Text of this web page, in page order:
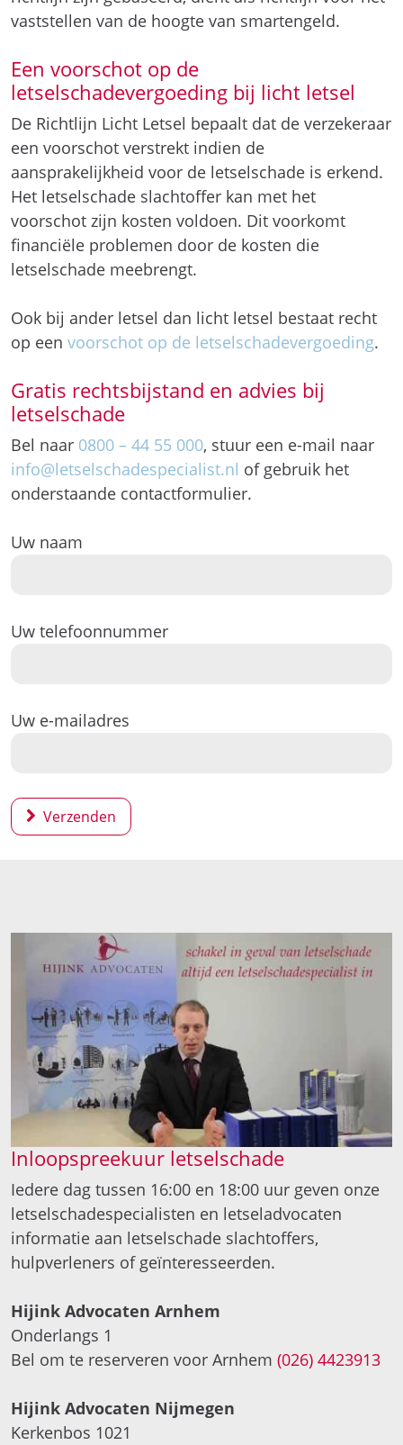
vaststellen van de hoogte van smartengeld.
Een voorschot op de
letselschadevergoeding bij licht letsel
De Richtlijn Licht Letsel bepaalt dat de verzekeraar
een voorschot verstrekt indien de
aansprakelijkheid voor de letselschade is erkend.
Het letselschade slachtoffer kan met het
voorschot zijn kosten voldoen. Dit voorkomt
financiële problemen door de kosten die
letselschade meebrengt.
Ook bij ander letsel dan licht letsel bestaat recht
op een voorschot op de letselschadevergoeding.
Gratis rechtsbijstand en advies bij
letselschade
Bel naar 0800 – 44 55 000, stuur een e-mail naar
info@letselschadespecialist.nl of gebruik het
onderstaande contactformulier.
Uw naam
Uw telefoonnummer
Uw e-mailadres
Verzenden
Inloopspreekuur letselschade
Iedere dag tussen 16:00 en 18:00 uur geven onze
letselschadespecialisten en letseladvocaten
informatie aan letselschade slachtoffers,
hulpverleners of geïnteresseerden.
Hijink Advocaten Arnhem
Onderlangs 1
Bel om te reserveren voor Arnhem (026) 4423913
Hijink Advocaten Nijmegen
Kerkenbos 1021